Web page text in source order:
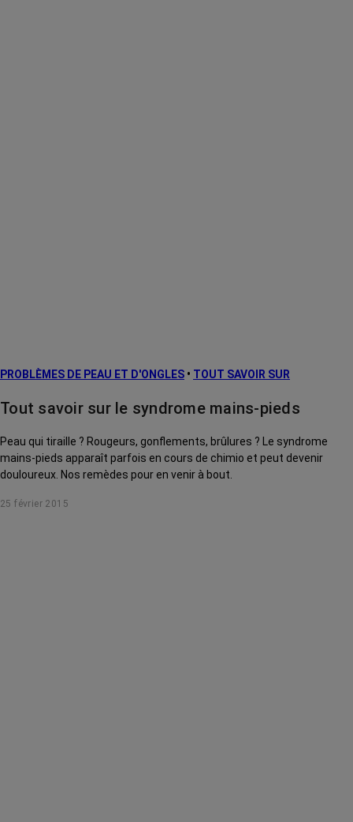
PROBLÈMES DE PEAU ET D'ONGLES • TOUT SAVOIR SUR
Tout savoir sur le syndrome mains-pieds
Peau qui tiraille ? Rougeurs, gonflements, brûlures ? Le syndrome
mains-pieds apparaît parfois en cours de chimio et peut devenir
douloureux. Nos remèdes pour en venir à bout.
25 février 2015